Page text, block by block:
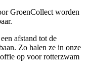
GroenCollect worden
afstand tot de
Zo halen ze in onze
op voor rotterzwam